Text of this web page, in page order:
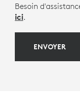
Besoin
ici.
ENVOYER